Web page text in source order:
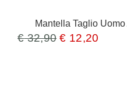
Mantella Taglio
€32,90 € 12,20